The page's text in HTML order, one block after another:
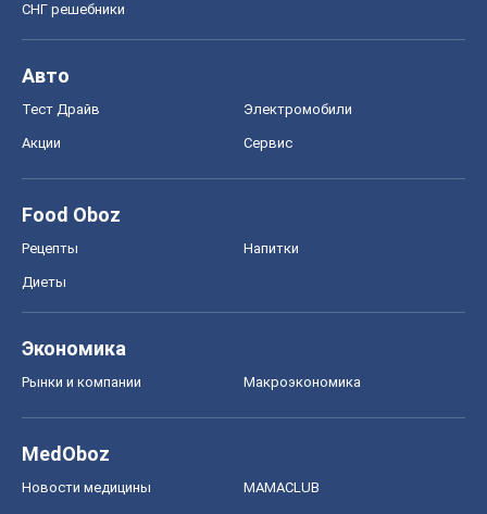
СНГ решебники
Авто
Тест Драйв Электромобили
Акции Сервис
Food Oboz
Рецепты Напитки
Диеты
Экономика
Рынки и компании Mакроэкономика
MedOboz
Новости медицины MAMACLUB